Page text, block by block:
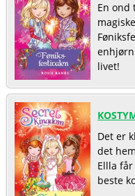
En ond
livet!
Det er
det
Ellla
beste